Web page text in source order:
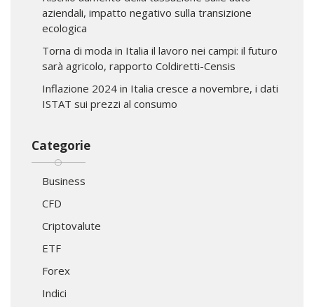
aziendali, impatto negativo sulla transizione
ecologica
Torna di moda in Italia il lavoro nei campi: il futuro
sarà agricolo, rapporto Coldiretti-Censis
Inflazione 2024 in Italia cresce a novembre, i dati
ISTAT sui prezzi al consumo
Categorie
Business
CFD
Criptovalute
ETF
Forex
Indici